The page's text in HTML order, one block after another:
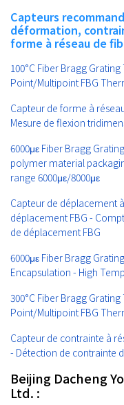
Capteurs
déformation,
forme à réseau de
100°C Fiber Bragg
Point/Multipoint FBG
Capteur de forme à
Mesure de flexion
6000με Fiber Bragg
polymer material
range 6000με/8000με
Capteur de déplacement
déplacement FBG -
de déplacement FBG
6000με Fiber Bragg
Encapsulation - High
300°C Fiber Bragg
Point/Multipoint FBG
Capteur de contrainte à
- Détection de contrainte
Beijing Dacheng
Ltd. :